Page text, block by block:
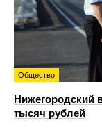
Общество
Нижегородский
тысяч рублей